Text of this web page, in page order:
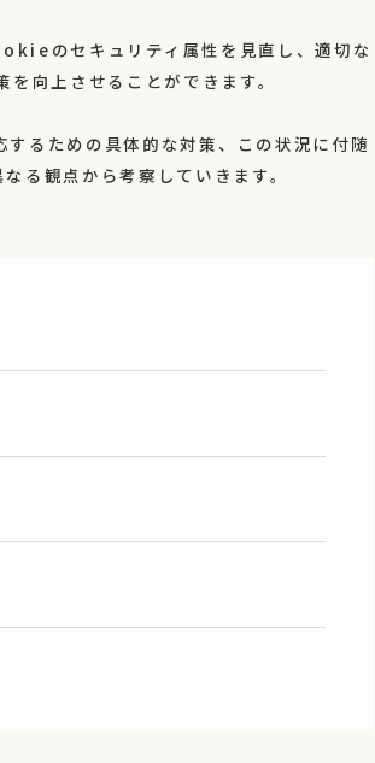
のセキュリティ属性を見直し、適切な
向上させることができます。
るための具体的な対策、この状況に付随
る観点から考察していきます。